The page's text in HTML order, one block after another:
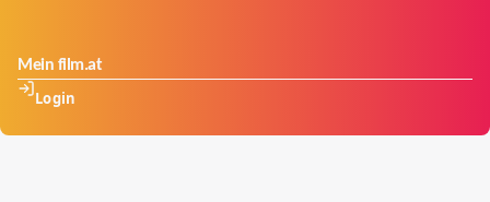
Mein film.at
Login